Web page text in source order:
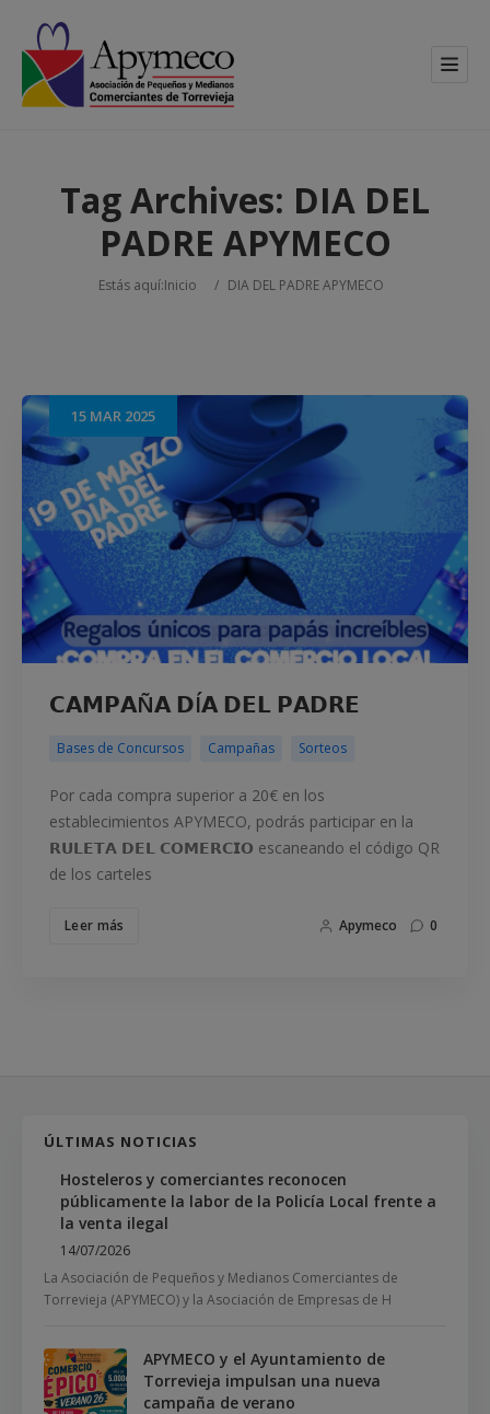
Tag Archives: DIA DEL
PADRE APYMECO
Estás aquí:Inicio / DIA DEL PADRE APYMECO
15 MAR 2025
𝗖𝗔𝗠𝗣𝗔Ñ𝗔 𝗗Í𝗔 𝗗𝗘𝗟 𝗣𝗔𝗗𝗥𝗘
Bases de Concursos Campañas Sorteos
Por cada compra superior a 20€ en los
establecimientos APYMECO, podrás participar en la
𝗥𝗨𝗟𝗘𝗧𝗔 𝗗𝗘𝗟 𝗖𝗢𝗠𝗘𝗥𝗖𝗜𝗢 escaneando el código QR
de los carteles
Leer más Apymeco 0
ÚLTIMAS NOTICIAS
Hosteleros y comerciantes reconocen
públicamente la labor de la Policía Local frente a
la venta ilegal
14/07/2026
La Asociación de Pequeños y Medianos Comerciantes de
Torrevieja (APYMECO) y la Asociación de Empresas de H
APYMECO y el Ayuntamiento de
Torrevieja impulsan una nueva
campaña de verano